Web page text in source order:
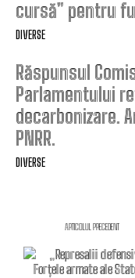
cursă” pentru
DIVERSE
Răspunsul
Parlamentului
decarbonizare.
PNRR.
DIVERSE
ARTICOLUL PRECEDENT